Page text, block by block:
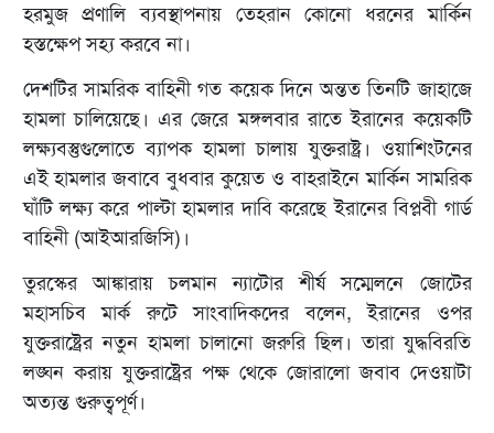
হরমুজ প্রণালি ব্যবস্থাপনায় তেহরান কোনো ধরনের মার্কিন
হস্তক্ষেপ সহ্য করবে না।
দেশটির সামরিক বাহিনী গত কয়েক দিনে অন্তত তিনটি জাহাজে
হামলা চালিয়েছে। এর জেরে মঙ্গলবার রাতে ইরানের কয়েকটি
লক্ষ্যবস্তুগুলোতে ব্যাপক হামলা চালায় যুক্তরাষ্ট্র। ওয়াশিংটনের
এই হামলার জবাবে বুধবার কুয়েত ও বাহরাইনে মার্কিন সামরিক
ঘাঁটি লক্ষ্য করে পাল্টা হামলার দাবি করেছে ইরানের বিপ্লবী গার্ড
বাহিনী (আইআরজিসি)।
তুরস্কের আঙ্কারায় চলমান ন্যাটোর শীর্ষ সম্মেলনে জোটের
মহাসচিব মার্ক রুটে সাংবাদিকদের বলেন, ইরানের ওপর
যুক্তরাষ্ট্রের নতুন হামলা চালানো জরুরি ছিল। তারা যুদ্ধবিরতি
লঙ্ঘন করায় যুক্তরাষ্ট্রের পক্ষ থেকে জোরালো জবাব দেওয়াটা
অত্যন্ত গুরুত্বপূর্ণ।